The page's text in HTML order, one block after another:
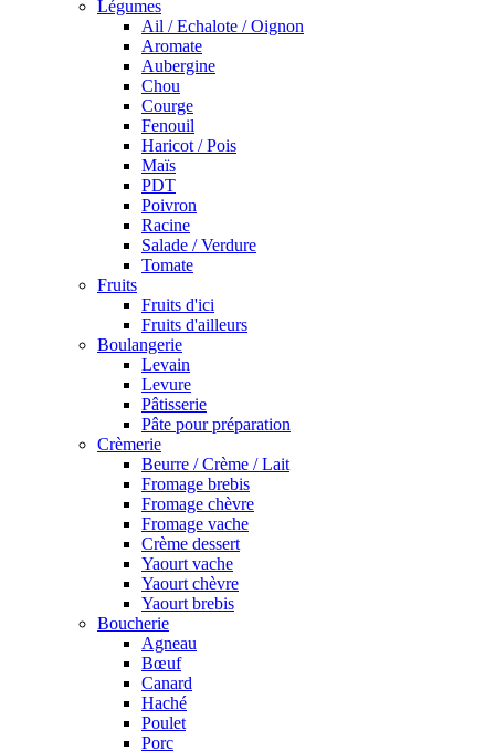
Légumes
Ail / Echalote / Oignon
Aromate
Aubergine
Chou
Courge
Fenouil
Haricot / Pois
Maïs
PDT
Poivron
Racine
Salade / Verdure
Tomate
Fruits
Fruits d'ici
Fruits d'ailleurs
Boulangerie
Levain
Levure
Pâtisserie
Pâte pour préparation
Crèmerie
Beurre / Crème / Lait
Fromage brebis
Fromage chèvre
Fromage vache
Crème dessert
Yaourt vache
Yaourt chèvre
Yaourt brebis
Boucherie
Agneau
Bœuf
Canard
Haché
Poulet
Porc